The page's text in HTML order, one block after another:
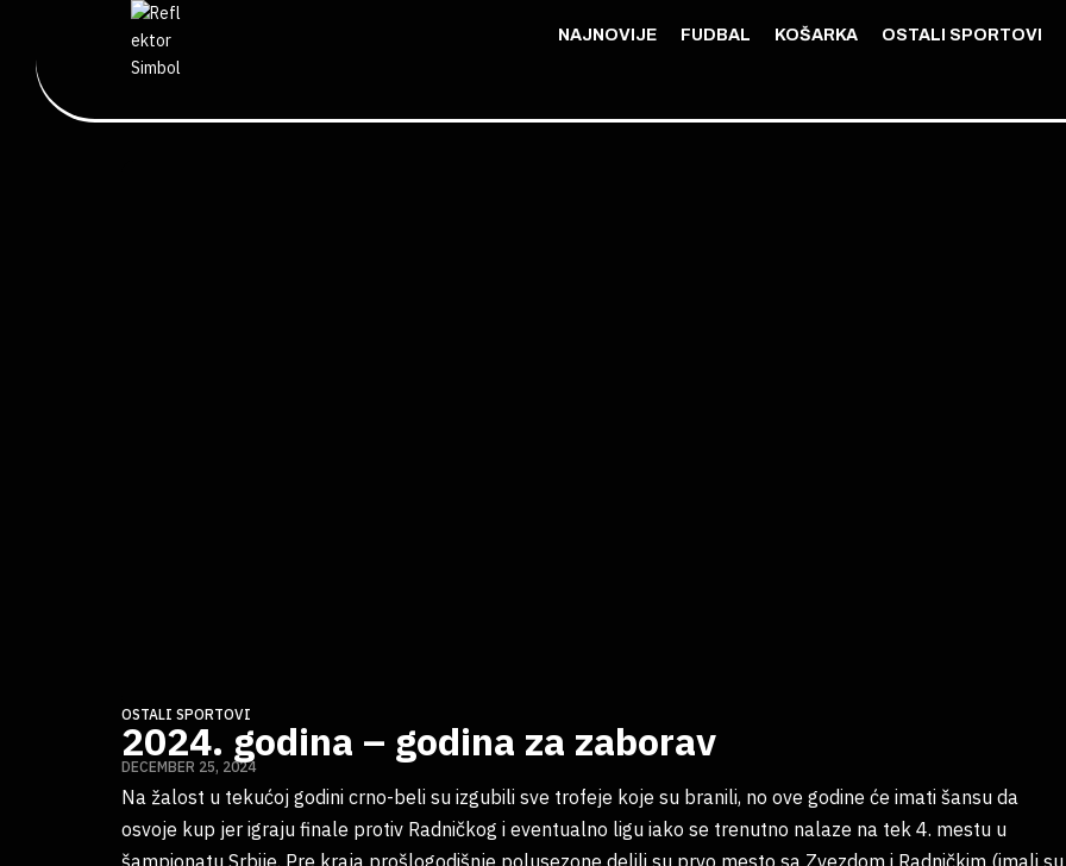
NAJNOVIJE FUDBAL KOŠARKA OSTALI SPORTOVI
OSTALI SPORTOVI
2024. godina – godina za zaborav
DECEMBER 25, 2024
Na žalost u tekućoj godini crno-beli su izgubili sve trofeje koje su branili, no ove godine će imati šansu da
osvoje kup jer igraju finale protiv Radničkog i eventualno ligu iako se trenutno nalaze na tek 4. mestu u
šampionatu Srbije. Pre kraja prošlogodišnje polusezone delili su prvo mesto sa Zvezdom i Radničkim (imali su